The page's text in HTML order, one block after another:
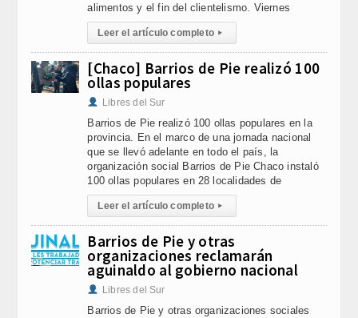
alimentos y el fin del clientelismo. Viernes
Leer el artículo completo ▸
[Chaco] Barrios de Pie realizó 100
ollas populares
Libres del Sur
Barrios de Pie realizó 100 ollas populares en la
provincia. En el marco de una jornada nacional
que se llevó adelante en todo el país, la
organización social Barrios de Pie Chaco instaló
100 ollas populares en 28 localidades de
Leer el artículo completo ▸
Barrios de Pie y otras
organizaciones reclamarán
aguinaldo al gobierno nacional
Libres del Sur
Barrios de Pie y otras organizaciones sociales